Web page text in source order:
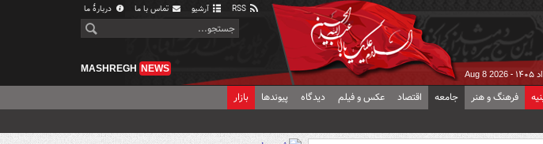
آرشیو تماس با ما دربارهٔ ما
Aug 8 2026
MASHREGH NEWS
فرهنگ و هنر جامعه اقتصاد عکس و فیلم دیدگاه پیوندها بازار